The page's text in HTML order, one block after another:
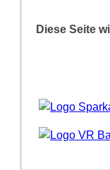
Diese Seite